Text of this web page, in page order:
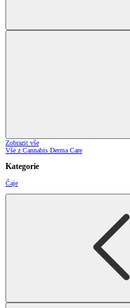
Zobrazit vše
Vše z Cannabis Derma Care
Kategorie
Čaje